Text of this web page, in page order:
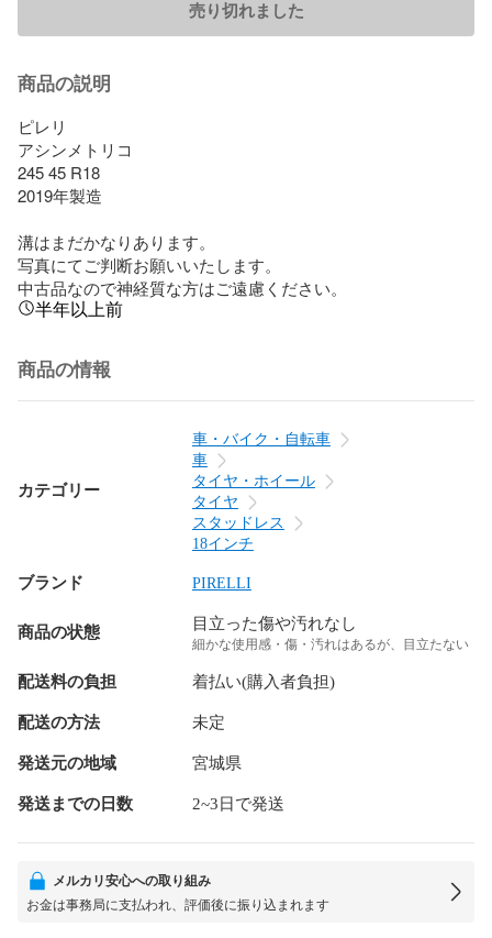
売り切れました
商品の説明
ピレリ
アシンメトリコ
245 45 R18
2019年製造
溝はまだかなりあります。
写真にてご判断お願いいたします。
中古品なので神経質な方はご遠慮ください。
半年以上前
商品の情報
カテゴリー
車・バイク・自転車
車
タイヤ・ホイール
タイヤ
スタッドレス
18インチ
ブランド PIRELLI
商品の状態 目立った傷や汚れなし
細かな使用感・傷・汚れはあるが、目立たない
配送料の負担 着払い(購入者負担)
配送の方法 未定
発送元の地域 宮城県
発送までの日数 2~3日で発送
メルカリ安心への取り組み
お金は事務局に支払われ、評価後に振り込まれます